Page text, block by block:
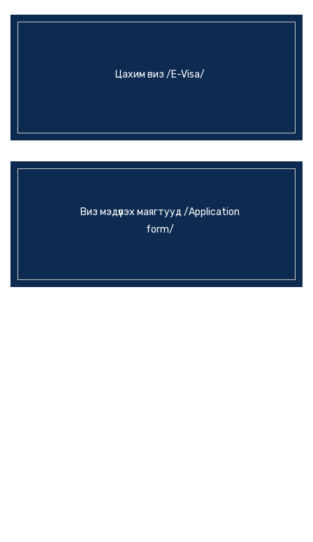
Цахим виз /E-Visa/
Виз мэдүүлэх маягтууд /Application
form/